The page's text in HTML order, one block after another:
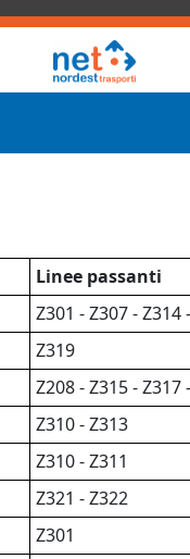
Linee passanti
Z301 - Z307 - Z314
Z319
Z208 - Z315 - Z317
Z310 - Z313
Z310 - Z311
Z321 - Z322
Z301